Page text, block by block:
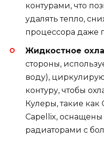
контурами, что
удалять тепло,
процессора даже
Жидкостное
стороны,
воду),
контуру, чтобы
Кулеры, такие как
Capellix,
радиаторами с